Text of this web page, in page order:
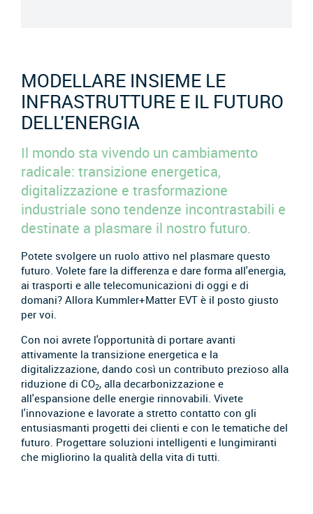
MODELLARE INSIEME LE
INFRASTRUTTURE E IL FUTURO
DELL'ENERGIA
Il mondo sta vivendo un cambiamento
radicale: transizione energetica,
digitalizzazione e trasformazione
industriale sono tendenze incontrastabili e
destinate a plasmare il nostro futuro.
Potete svolgere un ruolo attivo nel plasmare questo
futuro. Volete fare la differenza e dare forma all'energia,
ai trasporti e alle telecomunicazioni di oggi e di
domani? Allora Kummler+Matter EVT è il posto giusto
per voi.
Con noi avrete l'opportunità di portare avanti
attivamente la transizione energetica e la
digitalizzazione, dando così un contributo prezioso alla
riduzione di CO2, alla decarbonizzazione e
all'espansione delle energie rinnovabili. Vivete
l'innovazione e lavorate a stretto contatto con gli
entusiasmanti progetti dei clienti e con le tematiche del
futuro. Progettare soluzioni intelligenti e lungimiranti
che migliorino la qualità della vita di tutti.